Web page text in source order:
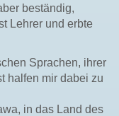
beständig,
Lehrer und erbte
Sprachen, ihrer
halfen mir dabei zu
in das Land des